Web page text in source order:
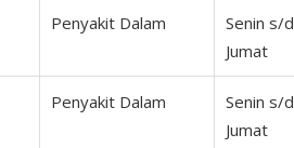
Penyakit Dalam
Senin s/d
Jumat
Penyakit Dalam
Senin s/d
Jumat